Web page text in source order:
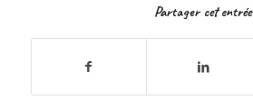
Partager cet entrée